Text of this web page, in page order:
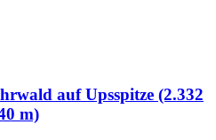
auf Upsspitze (2.332
m)